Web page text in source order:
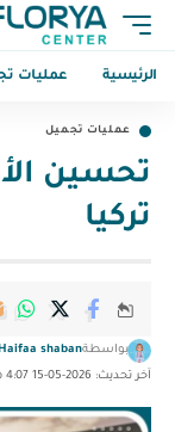
الرئيسية عمليات
عمليات تجميل
تحسين
تركيا
آخر تحديث: 2026-05-15 4:07 م
بواسطةshaban